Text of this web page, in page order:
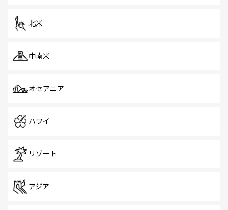
北米
中南米
オセアニア
ハワイ
リゾート
アジア